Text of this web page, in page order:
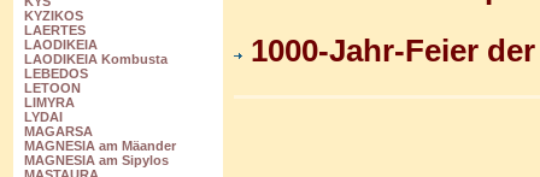
KYZIKOS
LAERTES
LAODIKEIA
LAODIKEIA Kombusta
LEBEDOS
LETOON
LIMYRA
LYDAI
MAGARSA
MAGNESIA am Mäander
MAGNESIA am Sipylos
1000-Jahr-Feier